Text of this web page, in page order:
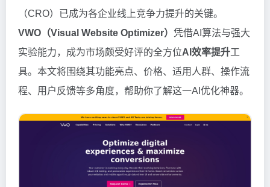
（CRO）已成为各企业线上竞争力提升的关键。
VWO（Visual Website Optimizer） 凭借AI算法与强大
实验能力，成为市场颇受好评的全方位AI效率提升工
具。本文将围绕其功能亮点、价格、适用人群、操作流
程、用户反馈等多角度，帮助你了解这一AI优化神器。